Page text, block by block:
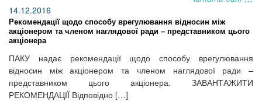
14.12.2016
Рекомендації щодо способу врегулювання відносин між
акціонером та членом наглядової ради – представником цього
акціонера
ПАКУ надає рекомендації щодо способу врегулювання
відносин між акціонером та членом наглядової ради –
представником цього акціонера. ЗАВАНТАЖИТИ
РЕКОМЕНДАЦІЇ Відповідно […]